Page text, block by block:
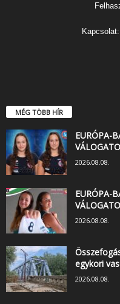
Kapcsolat:
MÉG TÖBB HÍR
EURÓPA-
2026.08.08.
EURÓPA-
2026.08.08.
egykori
2026.08.08.